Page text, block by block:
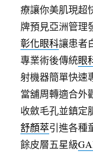
療讓你美肌現超
牌預見亞洲管理
彰化眼科讓患者
專業術後傳統眼
射機器簡單快速
當舖周轉適合外
收斂毛孔並鎮定
舒顏萃引進各種
餘皮層五星級